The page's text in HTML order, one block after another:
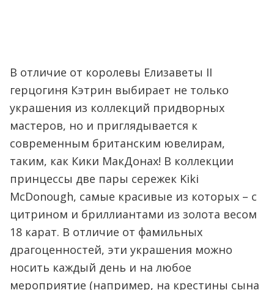
В отличие от королевы Елизаветы II
герцогиня Кэтрин выбирает не только
украшения из коллекций придворных
мастеров, но и приглядывается к
современным британским ювелирам,
таким, как Кики МакДонах! В коллекции
принцессы две пары сережек Kiki
McDonough, самые красивые из которых – с
цитрином и бриллиантами из золота весом
18 карат. В отличие от фамильных
драгоценностей, эти украшения можно
носить каждый день и на любое
мероприятие (например, на крестины сына